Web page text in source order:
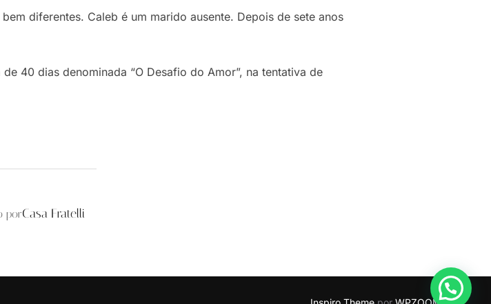
diferentes. Caleb é um marido ausente. Depois de sete anos
40 dias denominada “O Desafio do Amor”, na tentativa de
DO POST
porCasa Fratelli